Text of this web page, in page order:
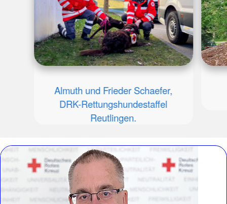
Almuth und Frieder Schaefer,
DRK-Rettungshundestaffel
Reutlingen.